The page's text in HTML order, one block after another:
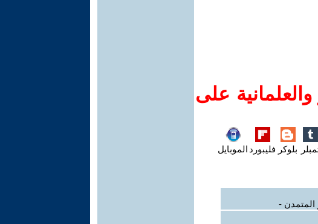
على
بلوكر فليبورد الموبايل
المتمدن -